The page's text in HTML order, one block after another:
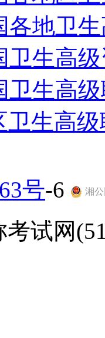
各地卫
卫生高
卫生高
卫生高
号-6 湘公
试网